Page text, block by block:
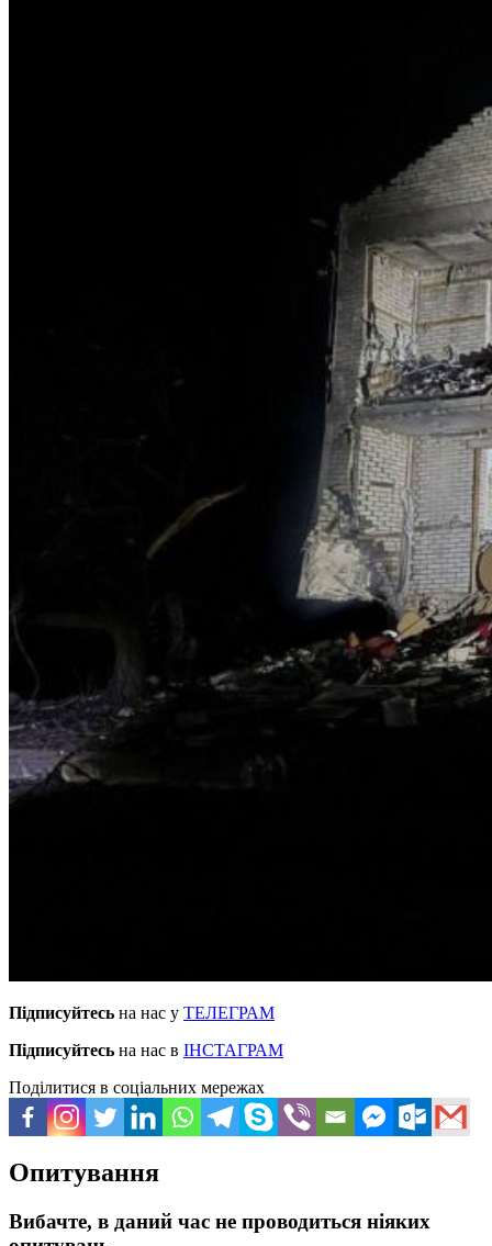
Підписуйтесь на нас у ТЕЛЕГРАМ
Підписуйтесь на нас в ІНСТАГРАМ
Поділитися в соціальних мережах
Опитування
Вибачте, в даний час не проводиться ніяких